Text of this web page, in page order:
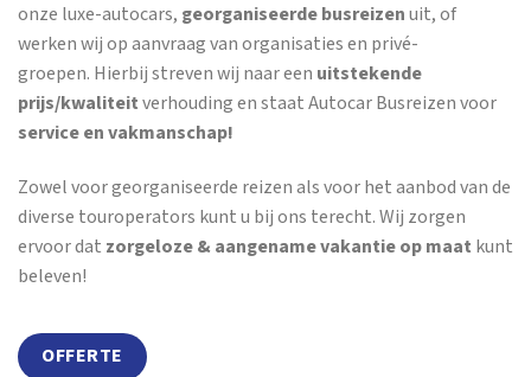
onze luxe-autocars, georganiseerde busreizenuit, of
werken wij op aanvraag van organisaties en privé-
groepen. Hierbij streven wij naar een uitstekende
prijs/kwaliteitverhouding en staat Autocar Busreizen voor
service en vakmanschap!
Zowel voor georganiseerde reizen als voor het aanbod van de
diverse touroperators kunt u bij ons terecht. Wij zorgen
ervoor dat zorgeloze & aangename vakantie op maat kunt
beleven!
OFFERTE